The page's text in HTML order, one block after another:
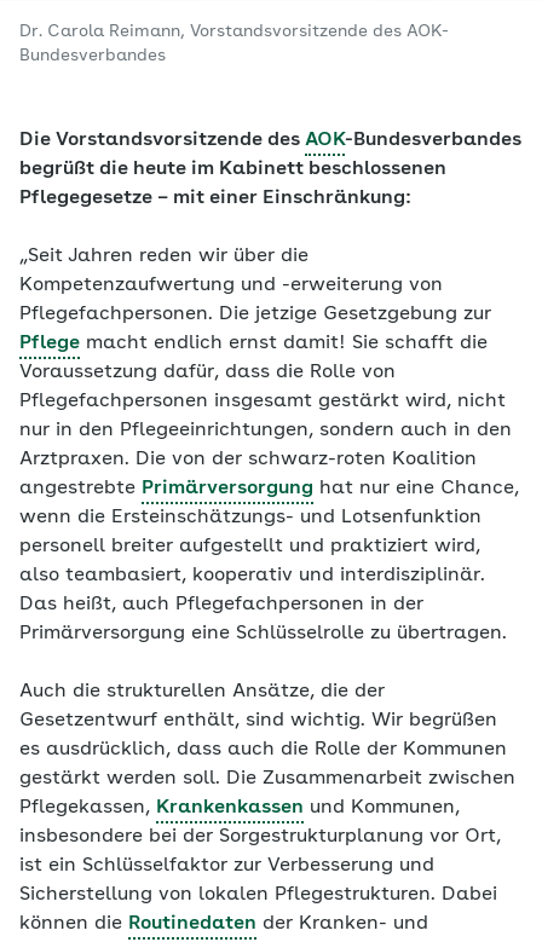
Dr. Carola Reimann, Vorstandsvorsitzende des AOK-
Bundesverbandes
Die Vorstandsvorsitzende des AOK-Bundesverbandes
begrüßt die heute im Kabinett beschlossenen
Pflegegesetze – mit einer Einschränkung:
„Seit Jahren reden wir über die
Kompetenzaufwertung und -erweiterung von
Pflegefachpersonen. Die jetzige Gesetzgebung zur
Pflege macht endlich ernst damit! Sie schafft die
Voraussetzung dafür, dass die Rolle von
Pflegefachpersonen insgesamt gestärkt wird, nicht
nur in den Pflegeeinrichtungen, sondern auch in den
Arztpraxen. Die von der schwarz-roten Koalition
angestrebte Primärversorgung hat nur eine Chance,
wenn die Ersteinschätzungs- und Lotsenfunktion
personell breiter aufgestellt und praktiziert wird,
also teambasiert, kooperativ und interdisziplinär.
Das heißt, auch Pflegefachpersonen in der
Primärversorgung eine Schlüsselrolle zu übertragen.
Auch die strukturellen Ansätze, die der
Gesetzentwurf enthält, sind wichtig. Wir begrüßen
es ausdrücklich, dass auch die Rolle der Kommunen
gestärkt werden soll. Die Zusammenarbeit zwischen
Pflegekassen, Krankenkassen und Kommunen,
insbesondere bei der Sorgestrukturplanung vor Ort,
ist ein Schlüsselfaktor zur Verbesserung und
Sicherstellung von lokalen Pflegestrukturen. Dabei
können die Routinedaten der Kranken- und